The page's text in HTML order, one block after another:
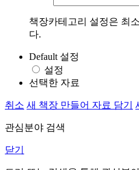
책장카테고리 설정은 최
다.
Default 설정
설정
선택한 자료
취소 새 책장 만들어 자료 담기
관심분야 검색
닫기